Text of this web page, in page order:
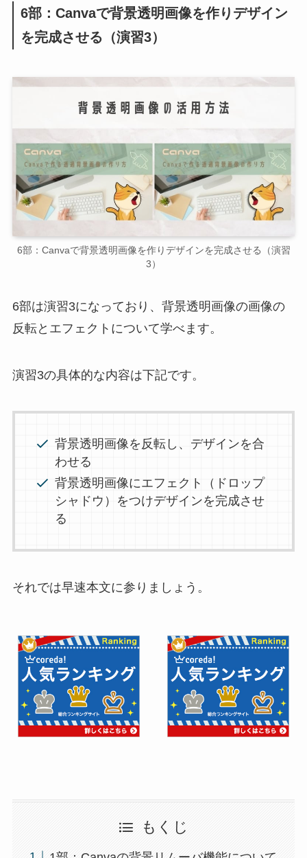
6部：Canvaで背景透明画像を作りデザイン
を完成させる（演習3）
6部：Canvaで背景透明画像を作りデザインを完成させる（演習
3）
6部は演習3になっており、背景透明画像の画像の
反転とエフェクトについて学べます。
演習3の具体的な内容は下記です。
背景透明画像を反転し、デザインを合
わせる
背景透明画像にエフェクト（ドロップ
シャドウ）をつけデザインを完成させ
る
それでは早速本文に参りましょう。
もくじ